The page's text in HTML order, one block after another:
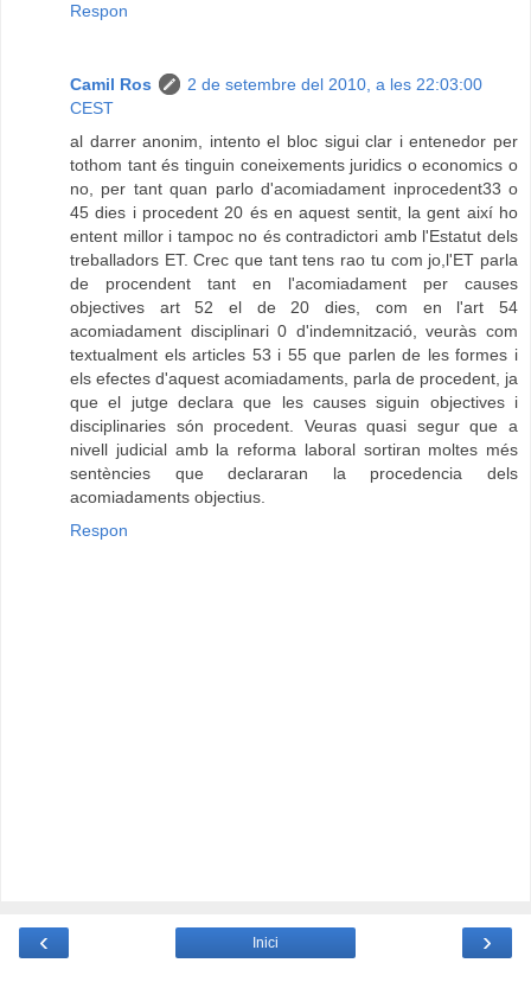
Respon
Camil Ros
2 de setembre del 2010, a les 22:03:00
CEST
al darrer anonim, intento el bloc sigui clar i entenedor per
tothom tant és tinguin coneixements juridics o economics o
no, per tant quan parlo d'acomiadament inprocedent33 o
45 dies i procedent 20 és en aquest sentit, la gent així ho
entent millor i tampoc no és contradictori amb l'Estatut dels
treballadors ET. Crec que tant tens rao tu com jo,l'ET parla
de procendent tant en l'acomiadament per causes
objectives art 52 el de 20 dies, com en l'art 54
acomiadament disciplinari 0 d'indemnització, veuràs com
textualment els articles 53 i 55 que parlen de les formes i
els efectes d'aquest acomiadaments, parla de procedent, ja
que el jutge declara que les causes siguin objectives i
disciplinaries són procedent. Veuras quasi segur que a
nivell judicial amb la reforma laboral sortiran moltes més
sentències que declararan la procedencia dels
acomiadaments objectius.
Respon
‹ ›
Inici